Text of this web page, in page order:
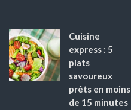
Cuisine
express : 5
plats
savoureux
prêts en moins
de 15 minutes